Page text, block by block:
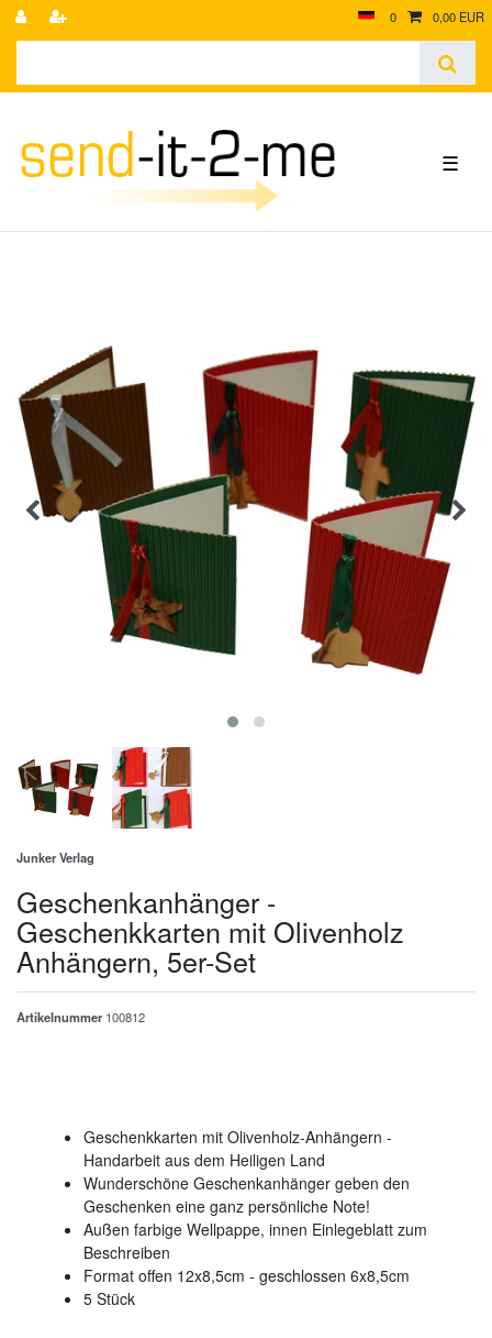
0 0,00 EUR
☰
Junker Verlag
Geschenkanhänger -
Geschenkkarten mit Olivenholz
Anhängern, 5er-Set
Artikelnummer 100812
Geschenkkarten mit Olivenholz-Anhängern -
Handarbeit aus dem Heiligen Land
Wunderschöne Geschenkanhänger geben den
Geschenken eine ganz persönliche Note!
Außen farbige Wellpappe, innen Einlegeblatt zum
Beschreiben
Format offen 12x8,5cm - geschlossen 6x8,5cm
5 Stück